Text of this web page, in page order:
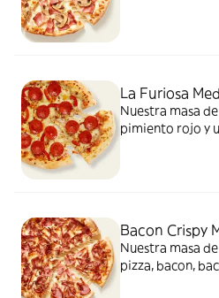
La Furiosa
Nuestra masa
pimiento rojo y
Bacon Crispy
Nuestra masa
pizza, bacon,